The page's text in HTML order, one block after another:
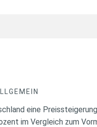
eine
im Vergleich zum